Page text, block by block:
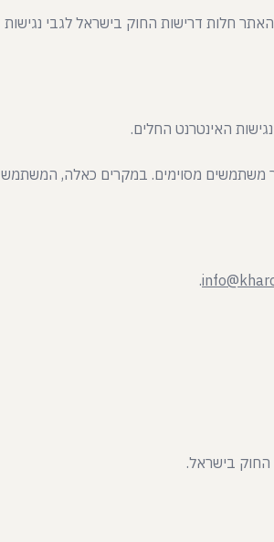
חלות דרישות החוק בישראל לגבי נגישות
האינטרנט החלים.
משתמשים מסוימים. במקרים כאלה, המשתמש
.